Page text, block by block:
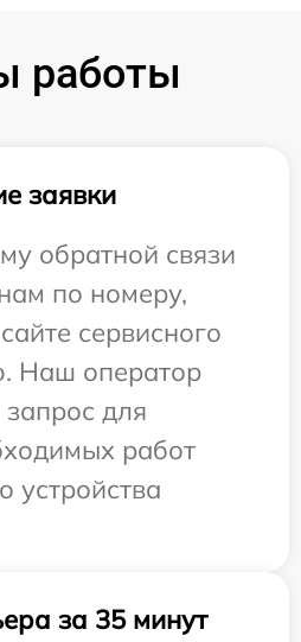
работы
заявки
обратной связи
по номеру,
сервисного
Наш оператор
для
работ
устройства
за 35 минут